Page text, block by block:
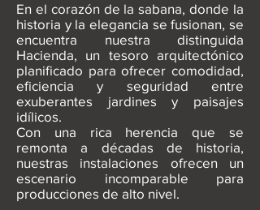
En el corazón de la sabana, donde la
historia y la elegancia se fusionan, se
encuentra nuestra distinguida
Hacienda, un tesoro arquitectónico
planificado para ofrecer comodidad,
eficiencia y seguridad entre
exuberantes jardines y paisajes
idílicos.
Con una rica herencia que se
remonta a décadas de historia,
nuestras instalaciones ofrecen un
escenario incomparable para
producciones de alto nivel.